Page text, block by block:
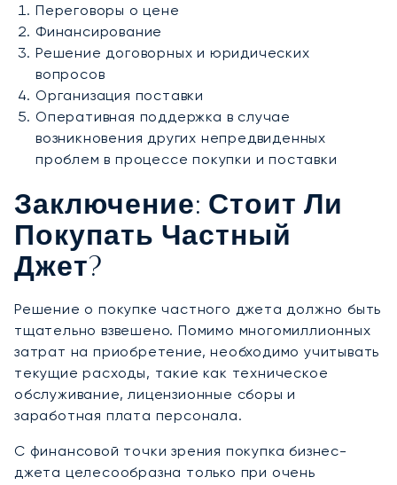
Переговоры о цене
Финансирование
Решение договорных и юридических
вопросов
Организация поставки
Оперативная поддержка в случае
возникновения других непредвиденных
проблем в процессе покупки и поставки
Заключение: Стоит Ли
Покупать Частный
Джет?
Решение о покупке частного джета должно быть
тщательно взвешено. Помимо многомиллионных
затрат на приобретение, необходимо учитывать
текущие расходы, такие как техническое
обслуживание, лицензионные сборы и
заработная плата персонала.
С финансовой точки зрения покупка бизнес-
джета целесообразна только при очень